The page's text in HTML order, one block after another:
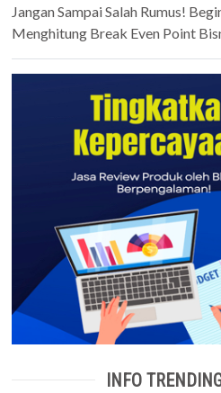
Jangan Sampai Salah Rumus!
Menghitung Break Even Point
INFO